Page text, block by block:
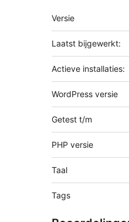
Meta
Versie
Laatst bijgewerkt:
Actieve installaties:
WordPress versie
Getest t/m
PHP versie
Taal
Tags